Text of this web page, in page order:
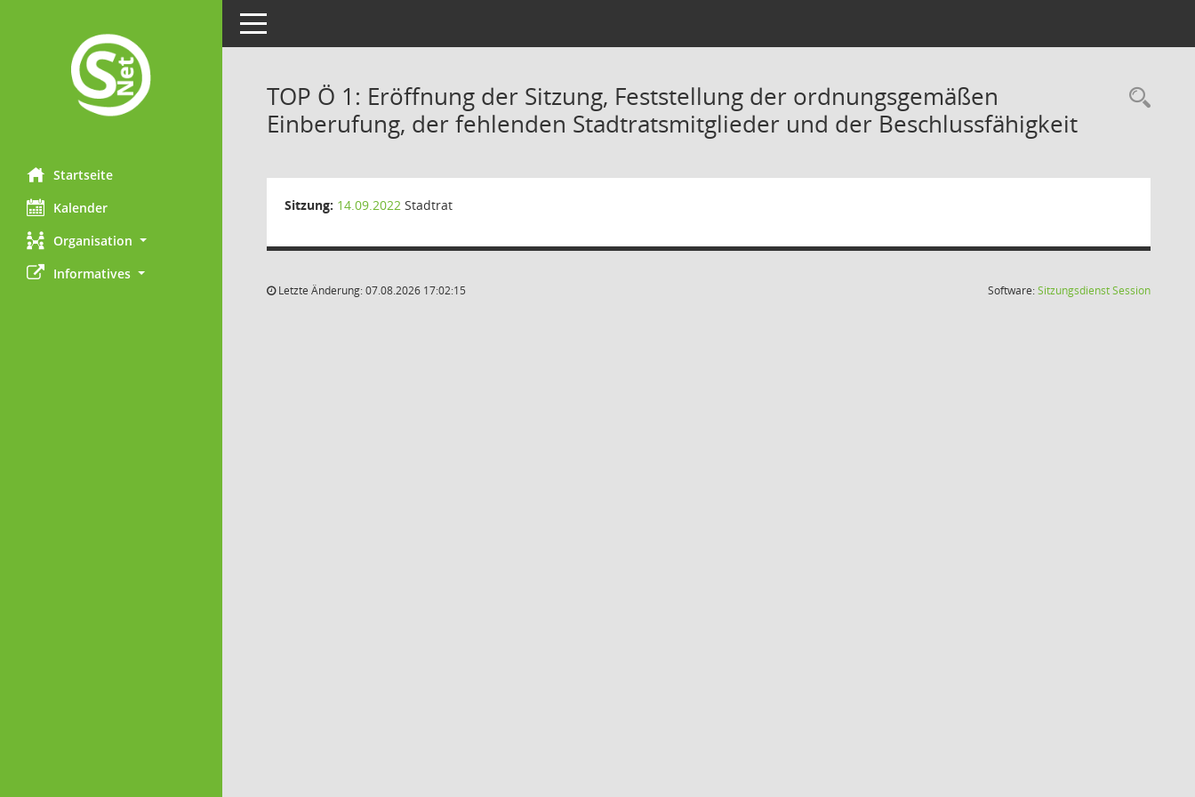
Startseite
Kalender
Organisation
Informatives
Toggle navigation
TOP Ö 1: Eröffnung der Sitzung, Feststellung der ordnungsgemäßen
Einberufung, der fehlenden Stadtratsmitglieder und der Beschlussfähigkeit
Sitzung: 14.09.2022 Stadtrat
Letzte Änderung: 07.08.2026 17:02:15 Software:SitzungsdienstSession(Wird in